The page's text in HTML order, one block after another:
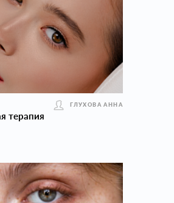
ГЛУХОВА АННА
терапия